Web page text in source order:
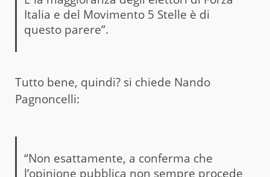
Italia e del Movimento 5 Stelle è di
questo parere”.
Tutto bene, quindi? si chiede Nando
Pagnoncelli:
“Non esattamente, a conferma che
l’opinione pubblica non sempre procede